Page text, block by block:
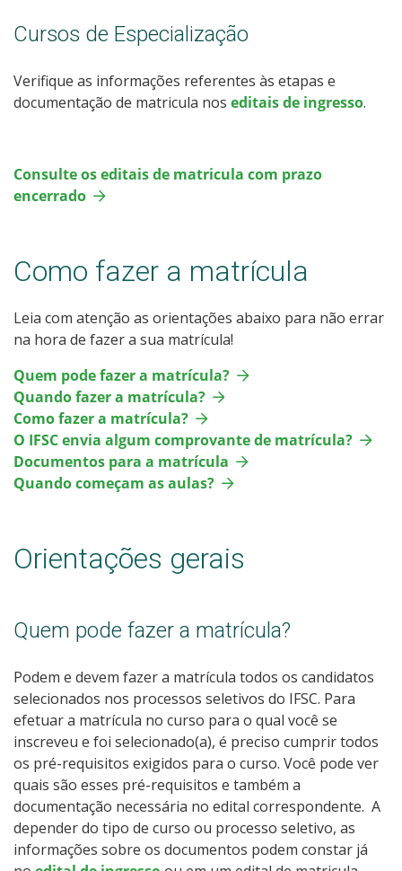
Cursos de Especialização
Verifique as informações referentes às etapas e
documentação de matricula nos editais de ingresso.
Consulte os editais de matricula com prazo
encerrado
Como fazer a matrícula
Leia com atenção as orientações abaixo para não errar
na hora de fazer a sua matrícula!
Quem pode fazer a matrícula?
Quando fazer a matrícula?
Como fazer a matrícula?
O IFSC envia algum comprovante de matrícula?
Documentos para a matrícula
Quando começam as aulas?
Orientações gerais
Quem pode fazer a matrícula?
Podem e devem fazer a matrícula todos os candidatos
selecionados nos processos seletivos do IFSC. Para
efetuar a matrícula no curso para o qual você se
inscreveu e foi selecionado(a), é preciso cumprir todos
os pré-requisitos exigidos para o curso. Você pode ver
quais são esses pré-requisitos e também a
documentação necessária no edital correspondente. A
depender do tipo de curso ou processo seletivo, as
informações sobre os documentos podem constar já